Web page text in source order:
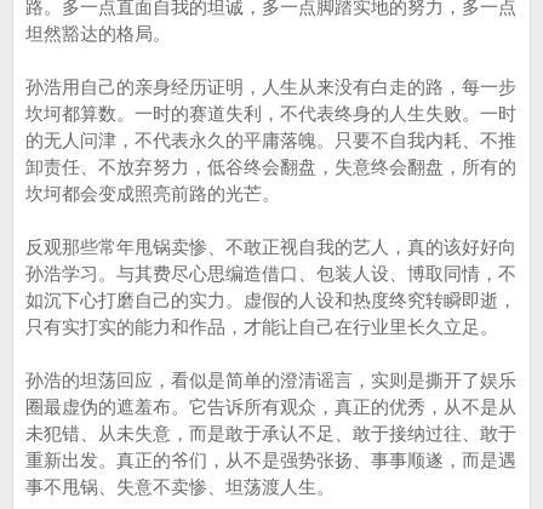
路。多一点直面自我的坦诚，多一点脚踏实地的努力，多一点
坦然豁达的格局。
孙浩用自己的亲身经历证明，人生从来没有白走的路，每一步
坎坷都算数。一时的赛道失利，不代表终身的人生失败。一时
的无人问津，不代表永久的平庸落魄。只要不自我内耗、不推
卸责任、不放弃努力，低谷终会翻盘，失意终会翻盘，所有的
坎坷都会变成照亮前路的光芒。
反观那些常年甩锅卖惨、不敢正视自我的艺人，真的该好好向
孙浩学习。与其费尽心思编造借口、包装人设、博取同情，不
如沉下心打磨自己的实力。虚假的人设和热度终究转瞬即逝，
只有实打实的能力和作品，才能让自己在行业里长久立足。
孙浩的坦荡回应，看似是简单的澄清谣言，实则是撕开了娱乐
圈最虚伪的遮羞布。它告诉所有观众，真正的优秀，从不是从
未犯错、从未失意，而是敢于承认不足、敢于接纳过往、敢于
重新出发。真正的爷们，从不是强势张扬、事事顺遂，而是遇
事不甩锅、失意不卖惨、坦荡渡人生。